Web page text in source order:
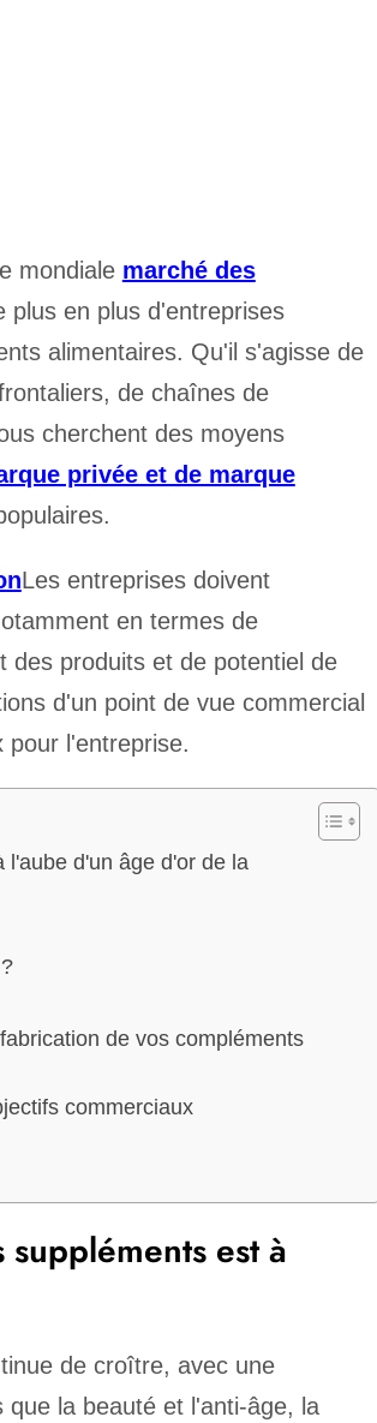
mondiale marché des
plus en plus d'entreprises
alimentaires. Qu'il s'agisse de
de chaînes de
cherchent des moyens
privée et de marque
Les entreprises doivent
en termes de
des produits et de potentiel de
d'un point de vue commercial
pour l'entreprise.
l'aube d'un âge d'or de la
de vos compléments
commerciaux
est à
de croître, avec une
la beauté et l'anti-âge, la